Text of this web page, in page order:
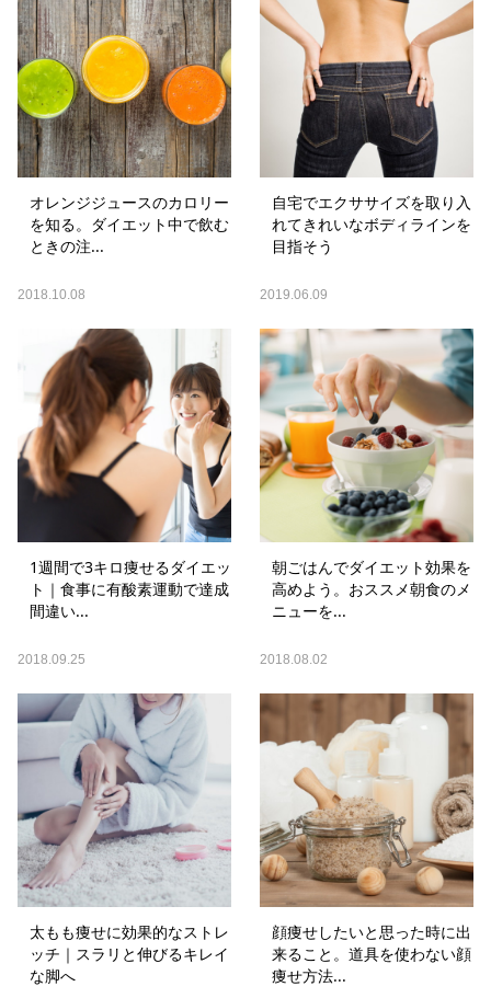
オレンジジュースのカロリー
を知る。ダイエット中で飲む
ときの注...
2018.10.08
自宅でエクササイズを取り入
れてきれいなボディラインを
目指そう
2019.06.09
1週間で3キロ痩せるダイエッ
ト｜食事に有酸素運動で達成
間違い...
2018.09.25
朝ごはんでダイエット効果を
高めよう。おススメ朝食のメ
ニューを...
2018.08.02
太もも痩せに効果的なストレ
ッチ｜スラリと伸びるキレイ
な脚へ
顔痩せしたいと思った時に出
来ること。道具を使わない顔
痩せ方法...